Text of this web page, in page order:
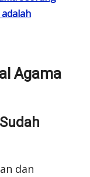
Agama
dan